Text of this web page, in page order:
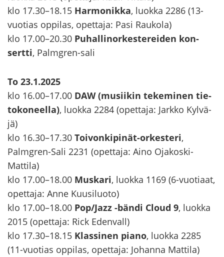
klo 17.30–18.15 Har­mo­nik­ka, luok­ka 2286 (13-​
vuotias op­pi­las, opet­ta­ja: Pasi Rau­ko­la)
klo 17.00–20.30 Pu­hal­li­nor­kes­te­rei­den kon­
sert­ti, Palmgren-​sali
To 23.1.2025
klo 16.00–17.00 DAW (musii­kin te­ke­mi­nen tie­
to­ko­neel­la), luok­ka 2284 (opet­ta­ja: Jark­ko Kyl­vä­
jä)
klo 16.30–17.30 Toivonkipinät-​orkesteri,
Palmgren-​Sali 2231 (opet­ta­ja: Aino Ojakoski-​
Mattila)
klo 17.00–18.00 Mus­ka­ri, luok­ka 1169 (6-​vuotiaat,
opet­ta­ja: Anne Kuusi­luo­to)
klo 17.00–18.00 Pop/Jazz -​bändi Cloud 9, luok­ka
2015 (opet­ta­ja: Rick Eden­vall)
klo 17.30–18.15 Klas­si­nen piano, luok­ka 2285
(11-​vuotias op­pi­las, opet­ta­ja: Jo­han­na Mat­ti­la)